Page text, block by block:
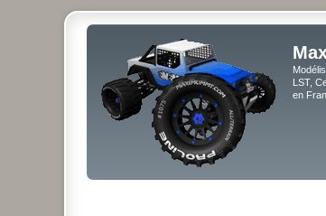
LST,
en